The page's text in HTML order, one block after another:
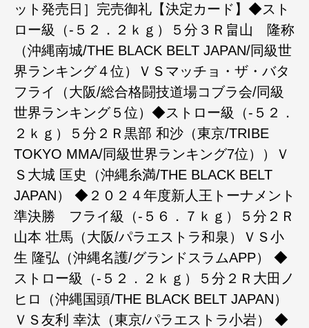
ット発売日］完売御礼【決定カード】◆スト
ロー級（-５２．２ｋｇ）５分３Ｒ畠山 隆称
（沖縄南城/THE BLACK BELT JAPAN/同級世
界ランキング４位）ＶＳマッチョ・ザ・バタ
フライ（大阪/総合格闘技道場コブラ会/同級
世界ランキング５位）◆ストロー級（-５２．
２ｋｇ）５分２Ｒ黒部 和沙（東京/TRIBE
TOKYO MMA/同級世界ランキング7位））Ｖ
Ｓ大城 匡史（沖縄糸満/THE BLACK BELT
JAPAN） ◆２０２４年度新人王トーナメント
準決勝 フライ級（-５６．７ｋｇ）５分２Ｒ
山本 壮馬（大阪/パラエストラ和泉）ＶＳ小
生 隆弘（沖縄名護/グランドスラムAPP） ◆
ストロー級（-５２．２ｋｇ）５分２Ｒ大田ノ
ヒロ（沖縄国頭/THE BLACK BELT JAPAN）
ＶＳ友利 幸汰（東京/パラエストラ小岩） ◆